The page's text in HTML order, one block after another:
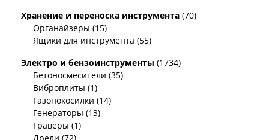
Хранение и переноска инструмента (70)
Органайзеры (15)
Ящики для инструмента (55)
Электро и бензоинструменты (1734)
Бетоносмесители (35)
Виброплиты (1)
Газонокосилки (14)
Генераторы (13)
Граверы (1)